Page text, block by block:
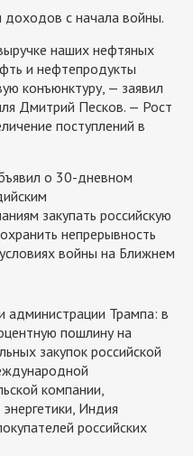
доходов с начала войны.
наших нефтяных
и нефтепродукты
конъюнктуру, — заявил
Дмитрий Песков. — Рост
поступлений в
о 30-дневном
закупать российскую
непрерывность
войны на Ближнем
администрации Трампа: в
пошлину на
закупок российской
компании,
Индия
российских